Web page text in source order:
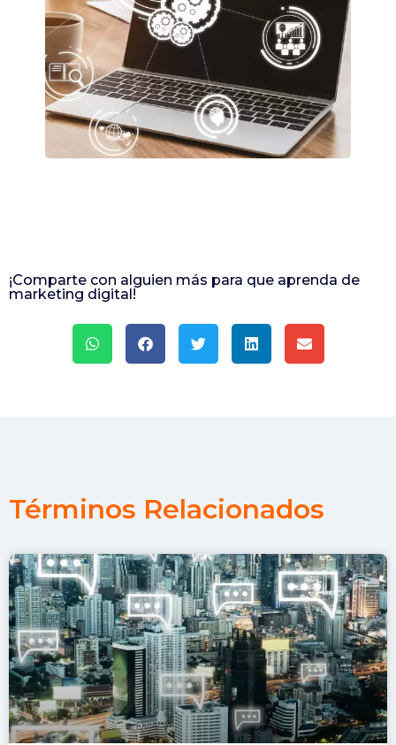
¡Comparte con alguien más para que aprenda de
marketing digital!
Términos Relacionados